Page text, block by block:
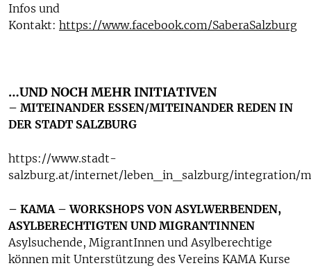
Infos und
Kontakt: https://www.facebook.com/SaberaSalzburg
…UND NOCH MEHR INITIATIVEN
– MITEINANDER ESSEN/MITEINANDER REDEN IN
DER STADT SALZBURG
https://www.stadt-
salzburg.at/internet/leben_in_salzburg/integration/
– KAMA – WORKSHOPS VON ASYLWERBENDEN,
ASYLBERECHTIGTEN UND MIGRANTINNEN
Asylsuchende, MigrantInnen und Asylberechtige
können mit Unterstützung des Vereins KAMA Kurse